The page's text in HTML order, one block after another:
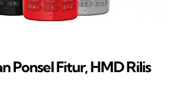
Ponsel Fitur, HMD Rilis